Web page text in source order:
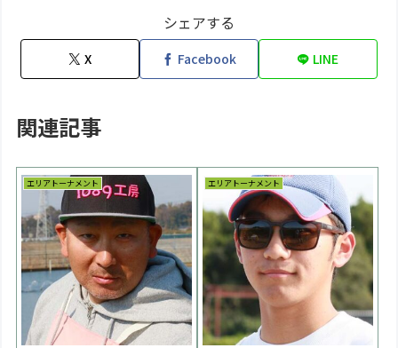
シェアする
X Facebook LINE
関連記事
エリアトーナメント エリアトーナメント